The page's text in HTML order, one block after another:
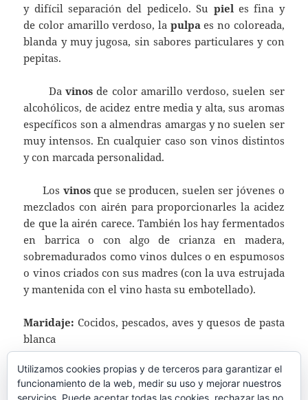
y difícil separación del pedicelo. Su pieles fina y
de color amarillo verdoso, la pulpaes no coloreada,
blanda y muy jugosa, sin sabores particulares y con
pepitas.
Davinos de color amarillo verdoso, suelen ser
alcohólicos, de acidez entre media y alta, sus aromas
específicos son a almendras amargas y no suelen ser
muy intensos. En cualquier caso son vinos distintos
y con marcada personalidad.
Los vinosque se producen, suelen ser jóvenes o
mezclados con airén para proporcionarles la acidez
de que la airén carece. También los hay fermentados
en barrica o con algo de crianza en madera,
sobremadurados como vinos dulces o en espumosos
o vinos criados con sus madres (con la uva estrujada
y mantenida con el vino hasta su embotellado).
Maridaje:Cocidos, pescados, aves y quesos de pasta
blanca
Fuentes :MAGRAMA,Wikipedia ,Acenologíay
taninotanino
Utilizamos cookies propias y de terceros para garantizar el
funcionamiento de la web, medir su uso y mejorar nuestros
servicios. Puede aceptar todas las cookies, rechazar las no